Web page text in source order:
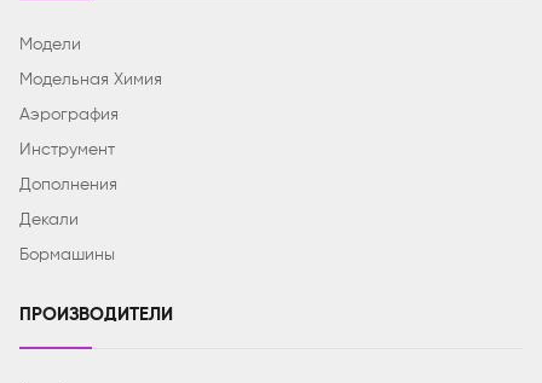
Модели
Модельная Химия
Аэрография
Инструмент
Дополнения
Декали
Бормашины
ПРОИЗВОДИТЕЛИ